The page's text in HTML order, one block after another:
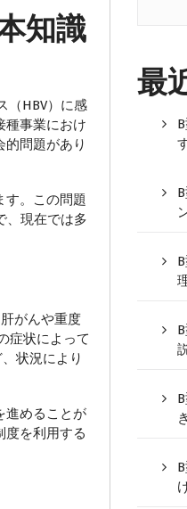
知識
（HBV）に感
種事業におけ
問題があり
す。この問題
、現在では多
がんや重度
症状によって
状況により
進めることが
度を利用する
最